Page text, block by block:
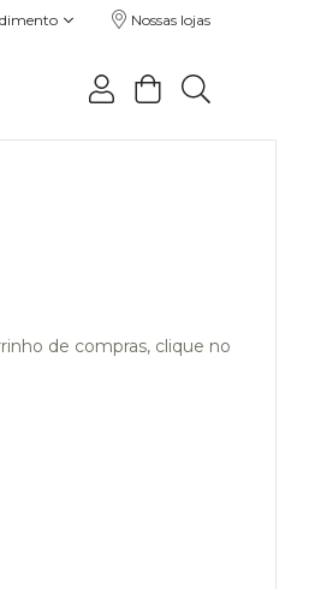
Nossas lojas
de compras, clique no